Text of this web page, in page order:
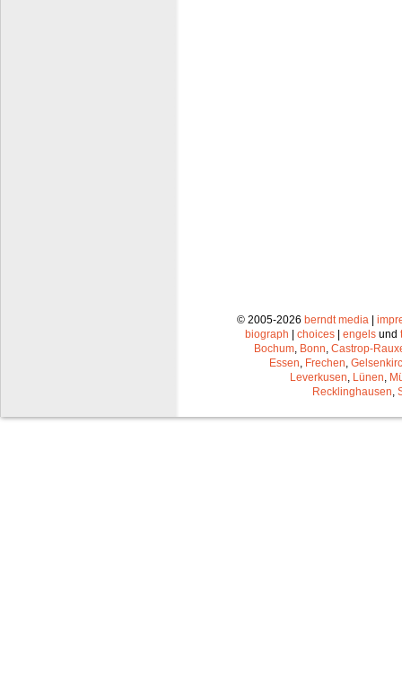
© 2005-2026 berndt media |
biograph | choices | engels und
Bochum Bonn Castrop-
Essen Frechen
Leverkusen Lünen
Recklinghausen